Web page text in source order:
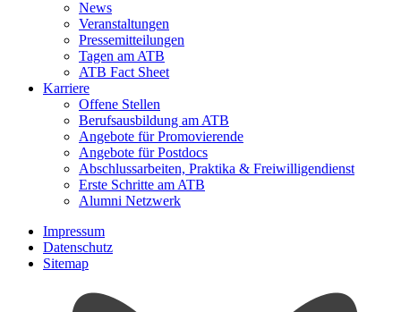
News
Veranstaltungen
Pressemitteilungen
Tagen am ATB
ATB Fact Sheet
Karriere
Offene Stellen
Berufsausbildung am ATB
Angebote für Promovierende
Angebote für Postdocs
Abschlussarbeiten, Praktika & Freiwilligendienst
Erste Schritte am ATB
Alumni Netzwerk
Impressum
Datenschutz
Sitemap